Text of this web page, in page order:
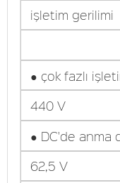
işletim gerilimi
● çok fazlı
440 V
● DC'de anma
62,5 V